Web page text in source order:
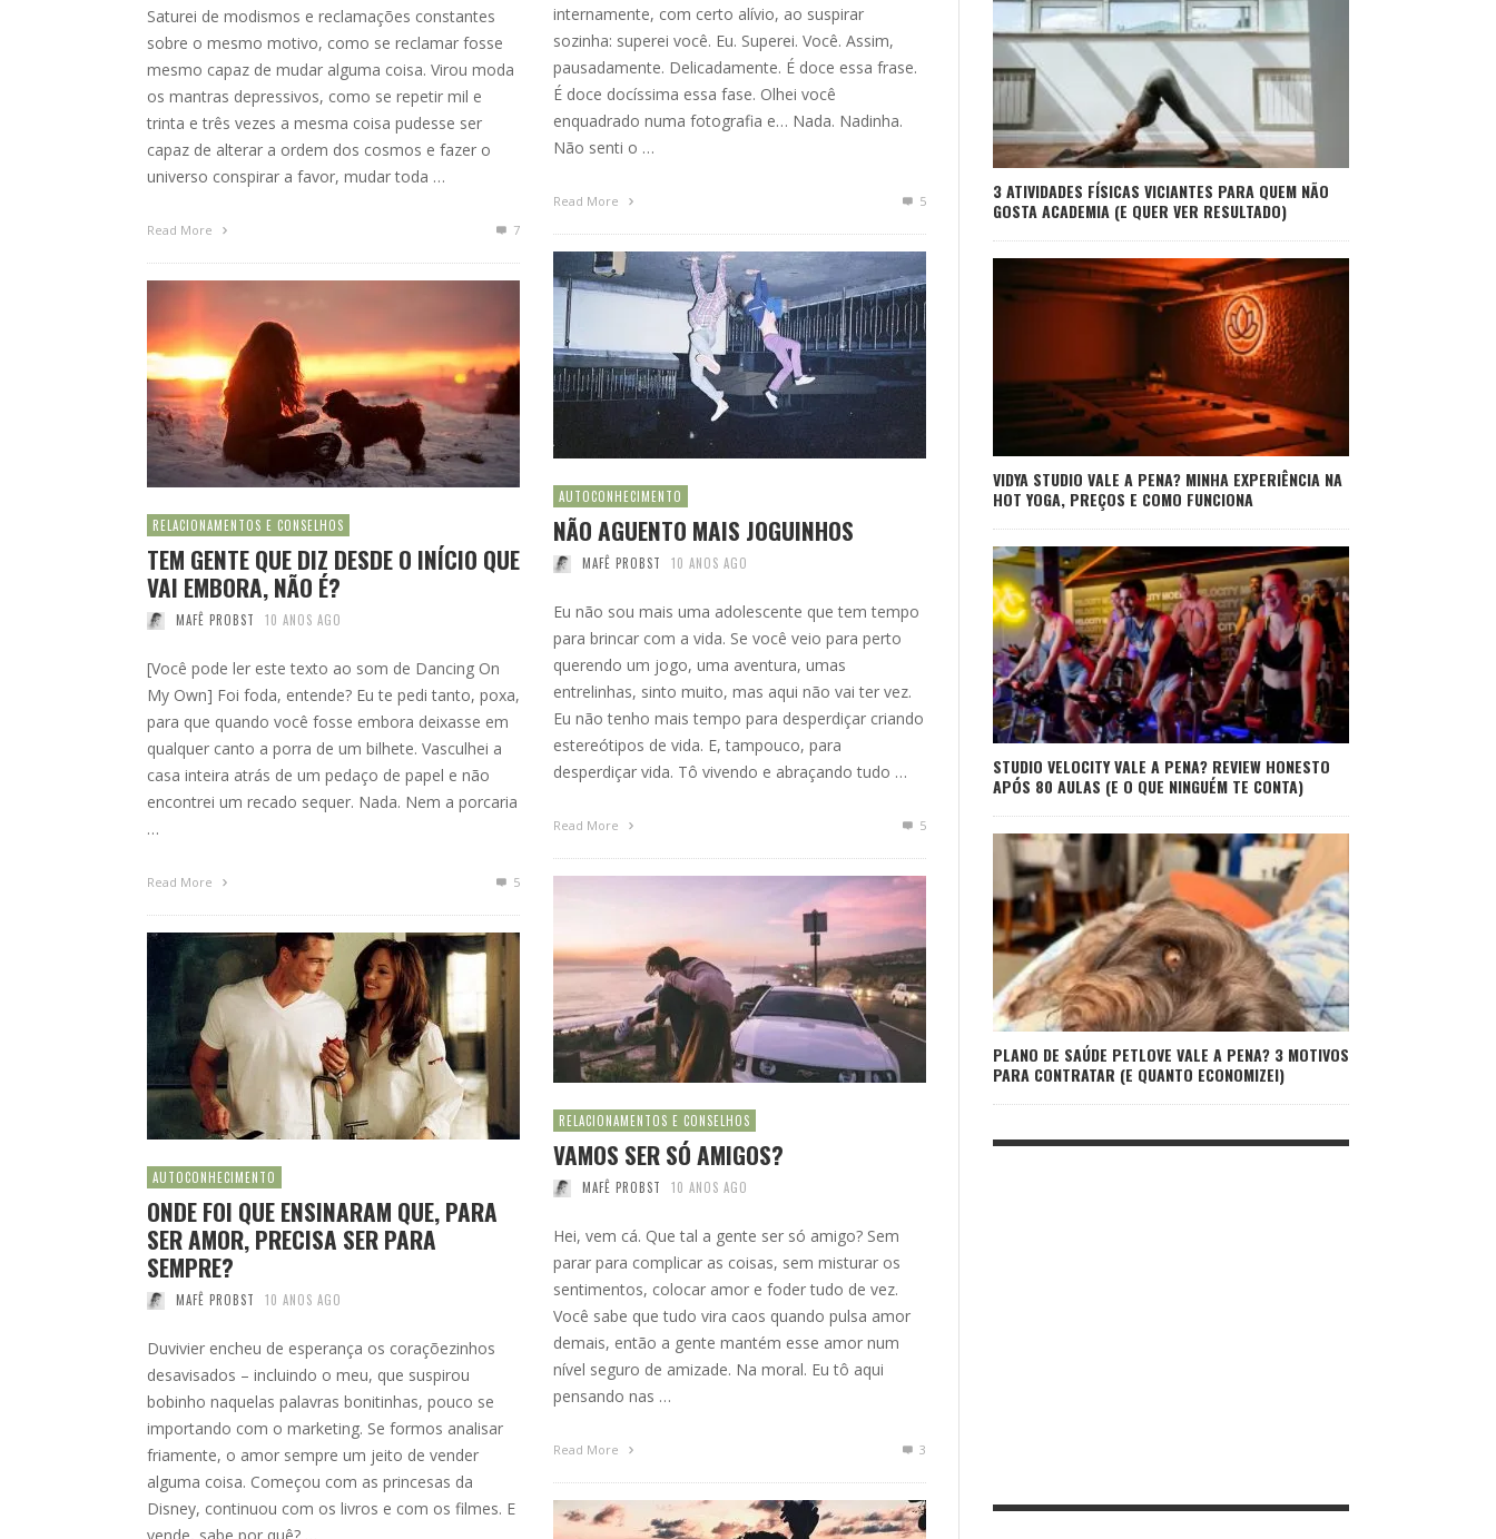
internamente, com certo alívio, ao suspirar
sozinha: superei você. Eu. Superei. Você. Assim,
pausadamente. Delicadamente. É doce essa frase.
É doce docíssima essa fase. Olhei você
enquadrado numa fotografia e… Nada. Nadinha.
Não senti o …
Read More 5
Saturei de modismos e reclamações constantes
sobre o mesmo motivo, como se reclamar fosse
mesmo capaz de mudar alguma coisa. Virou moda
os mantras depressivos, como se repetir mil e
trinta e três vezes a mesma coisa pudesse ser
capaz de alterar a ordem dos cosmos e fazer o
universo conspirar a favor, mudar toda …
Read More 7
AUTOCONHECIMENTO
NÃO AGUENTO MAIS JOGUINHOS
MAFÊ PROBST 10 ANOS AGO
Eu não sou mais uma adolescente que tem tempo
para brincar com a vida. Se você veio para perto
querendo um jogo, uma aventura, umas
entrelinhas, sinto muito, mas aqui não vai ter vez.
Eu não tenho mais tempo para desperdiçar criando
estereótipos de vida. E, tampouco, para
desperdiçar vida. Tô vivendo e abraçando tudo …
Read More 5
RELACIONAMENTOS E CONSELHOS
TEM GENTE QUE DIZ DESDE O INÍCIO QUE
VAI EMBORA, NÃO É?
MAFÊ PROBST 10 ANOS AGO
[Você pode ler este texto ao som de Dancing On
My Own] Foi foda, entende? Eu te pedi tanto, poxa,
para que quando você fosse embora deixasse em
qualquer canto a porra de um bilhete. Vasculhei a
casa inteira atrás de um pedaço de papel e não
encontrei um recado sequer. Nada. Nem a porcaria
…
Read More 5
RELACIONAMENTOS E CONSELHOS
VAMOS SER SÓ AMIGOS?
MAFÊ PROBST 10 ANOS AGO
Hei, vem cá. Que tal a gente ser só amigo? Sem
parar para complicar as coisas, sem misturar os
sentimentos, colocar amor e foder tudo de vez.
Você sabe que tudo vira caos quando pulsa amor
demais, então a gente mantém esse amor num
nível seguro de amizade. Na moral. Eu tô aqui
pensando nas …
Read More 3
AUTOCONHECIMENTO
ONDE FOI QUE ENSINARAM QUE, PARA
SER AMOR, PRECISA SER PARA
SEMPRE?
MAFÊ PROBST 10 ANOS AGO
Duvivier encheu de esperança os coraçõezinhos
desavisados – incluindo o meu, que suspirou
bobinho naquelas palavras bonitinhas, pouco se
importando com o marketing. Se formos analisar
friamente, o amor sempre um jeito de vender
alguma coisa. Começou com as princesas da
Disney, continuou com os livros e com os filmes. E
3 ATIVIDADES FÍSICAS VICIANTES PARA QUEM NÃO
GOSTA ACADEMIA (E QUER VER RESULTADO)
VIDYA STUDIO VALE A PENA? MINHA EXPERIÊNCIA NA
HOT YOGA, PREÇOS E COMO FUNCIONA
STUDIO VELOCITY VALE A PENA? REVIEW HONESTO
APÓS 80 AULAS (E O QUE NINGUÉM TE CONTA)
PLANO DE SAÚDE PETLOVE VALE A PENA? 3 MOTIVOS
PARA CONTRATAR (E QUANTO ECONOMIZEI)